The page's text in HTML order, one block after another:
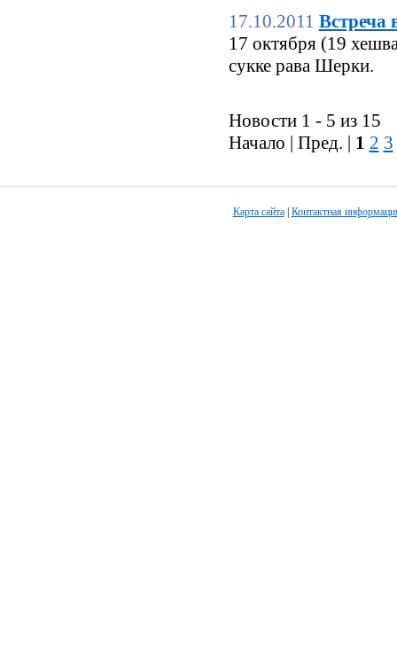
17.10.2011 Встреча
17 октября (19
сукке рава Шерки.
Новости 1 - 5 из 15
Начало | Пред. | 1 2 3
Карта сайта| Контактная